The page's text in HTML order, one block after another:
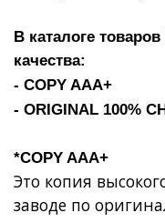
В каталоге
качества:
- COPY AAA+
- ORIGINAL 100%
*COPY AAA+
Это копия
заводе по